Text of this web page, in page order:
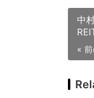
中
«